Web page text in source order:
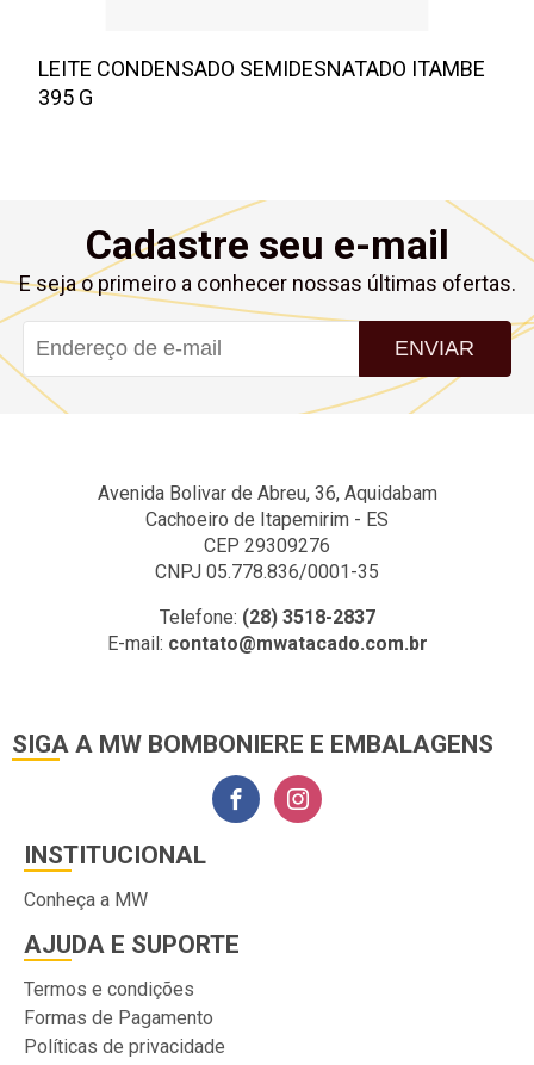
LEITE CONDENSADO SEMIDESNATADO ITAMBE
395 G
Cadastre seu e-mail
E seja o primeiro a conhecer nossas últimas ofertas.
ENVIAR
Avenida Bolivar de Abreu, 36, Aquidabam
Cachoeiro de Itapemirim - ES
CEP 29309276
CNPJ 05.778.836/0001-35
Telefone: (28) 3518-2837
E-mail: contato@mwatacado.com.br
SIGA A MW BOMBONIERE E EMBALAGENS
INSTITUCIONAL
Conheça a MW
AJUDA E SUPORTE
Termos e condições
Formas de Pagamento
Políticas de privacidade